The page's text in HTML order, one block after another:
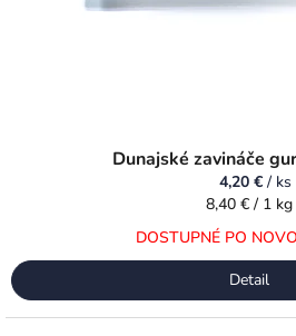
Dunajské zavináče
4,20 € / ks
Jednotková
cena:
8,40 € / 1 kg
DOSTUPNÉ PO
Detail